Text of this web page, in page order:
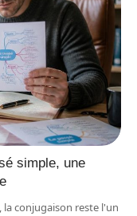
simple, une
la conjugaison reste l'un